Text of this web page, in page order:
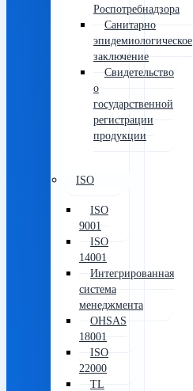
Роспотребнадзора
Санитарно
эпидемиологическое
заключение
Свидетельство
о
государственной
регистрации
продукции
ISO
ISO
9001
ISO
14001
Интегрированная
система
менеджмента
OHSAS
18001
ISO
22000
TL